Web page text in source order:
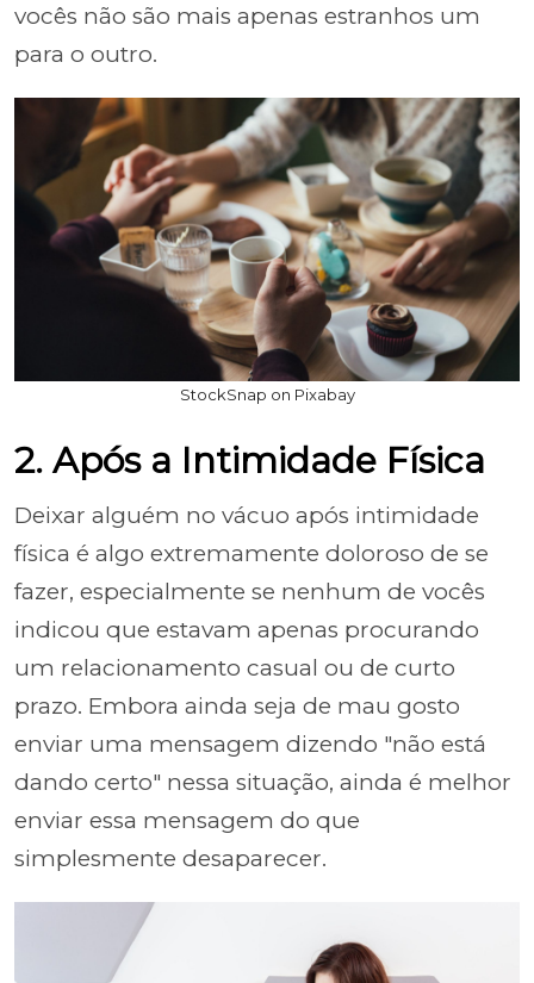
vocês não são mais apenas estranhos um
para o outro.
StockSnap on Pixabay
2. Após a Intimidade Física
Deixar alguém no vácuo após intimidade
física é algo extremamente doloroso de se
fazer, especialmente se nenhum de vocês
indicou que estavam apenas procurando
um relacionamento casual ou de curto
prazo. Embora ainda seja de mau gosto
enviar uma mensagem dizendo "não está
dando certo" nessa situação, ainda é melhor
enviar essa mensagem do que
simplesmente desaparecer.